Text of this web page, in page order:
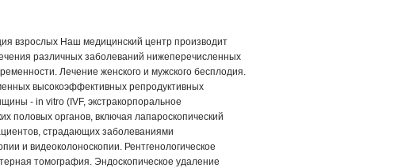
взрослых Наш медицинский центр производит
различных заболеваний нижеперечисленных
Лечение женского и мужского бесплодия.
высокоэффективных репродуктивных
- in vitro (IVF, экстракорпоральное
половых органов, включая лапароскопический
страдающих заболеваниями
и видеоколоноскопии. Рентгенологическое
томография. Эндоскопическое удаление